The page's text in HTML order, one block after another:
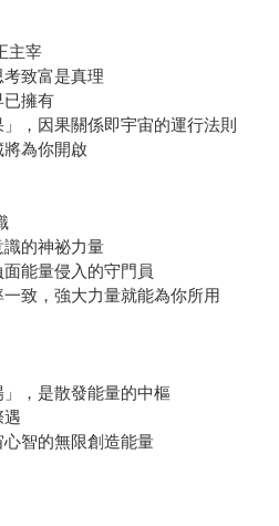
主宰
考致富是真理
已擁有
，因果關係即宇宙的運行法則
將為你開啟
識的神祕力量
能量侵入的守門員
致，強大力量就能為你所用
，是散發能量的中樞
遇
心智的無限創造能量